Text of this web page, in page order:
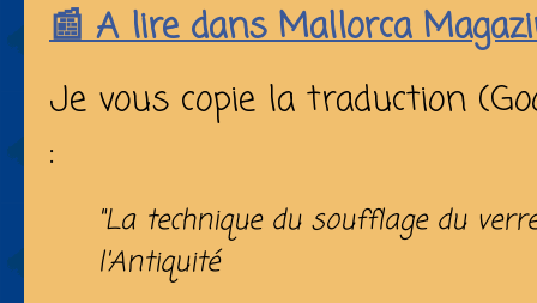
📰A lire dans Mallorca
Je vous copie la traduction
:
"La technique du soufflage du
l'Antiquité